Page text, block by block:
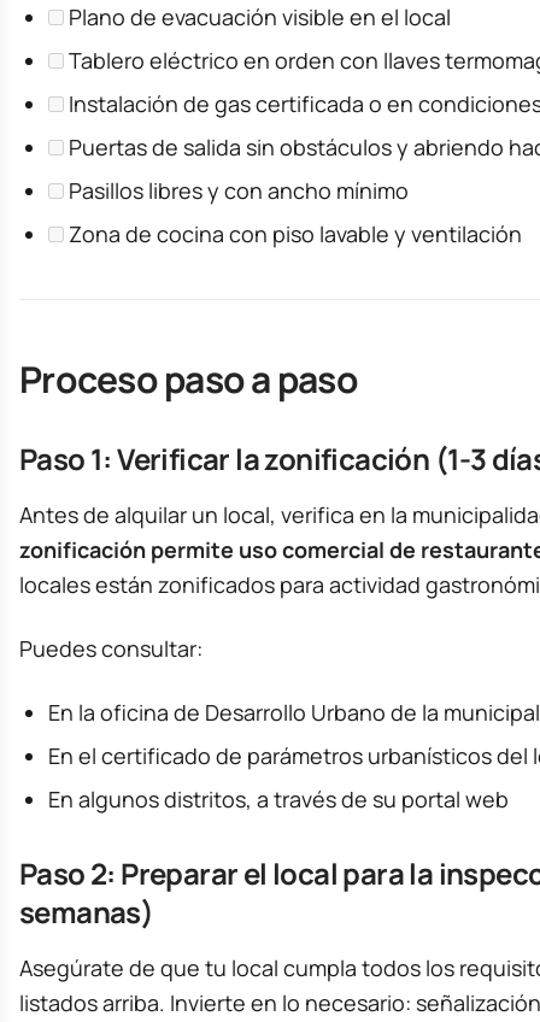
Plano de evacuación visible en el local
Tablero eléctrico en orden con llaves
Instalación de gas certificada o en
Puertas de salida sin obstáculos y abriendo
Pasillos libres y con ancho mínimo
Zona de cocina con piso lavable y ventilación
Proceso paso a paso
Paso 1: Verificar la zonificación (1-3
Antes de alquilar un local, verifica en la
zonificación permite uso comercial de
locales están zonificados para actividad
Puedes consultar:
En la oficina de Desarrollo Urbano de la
En el certificado de parámetros urbanísticos del
En algunos distritos, a través de su portal web
Paso 2: Preparar el local para la
semanas)
Asegúrate de que tu local cumpla todos los
listados arriba. Invierte en lo necesario: